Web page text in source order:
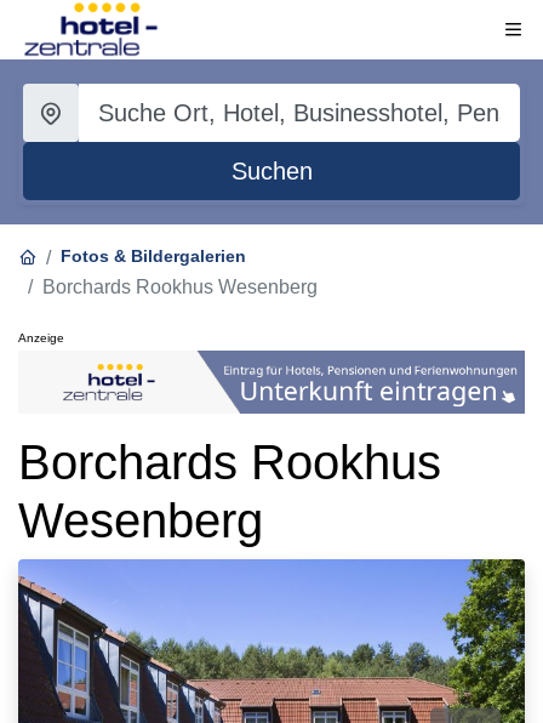
Suchen
Fotos & Bildergalerien
Borchards Rookhus Wesenberg
Anzeige
Borchards Rookhus
Wesenberg